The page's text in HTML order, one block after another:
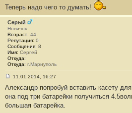
н
и
е
#
1
2
9
Теперь надо чего то думать!
Серый
Новичок
Возраст: 44
Репутация: 0
Сообщения: 8
Имя: Сергей
Откуда:
Откуда: г.Мариуполь
о
б
щ
11.01.2014, 16:27
Александр попробуй вставить касету
она под три батарейки получиться
большая батарейка.